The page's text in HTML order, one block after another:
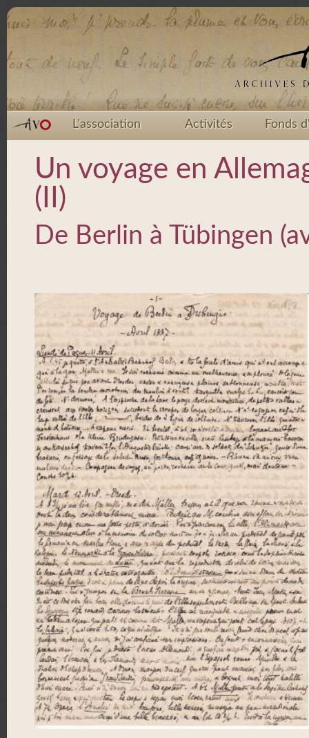
L'association Activités Fonds
Un voyage en
(II)
De Berlin à Tübingen